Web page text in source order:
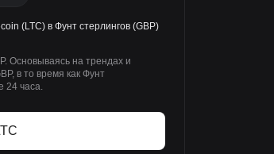
(LTC) в Фунт стерлингов (GBP)
Основываясь на трендах и
в то время как Фунт
24 часа.